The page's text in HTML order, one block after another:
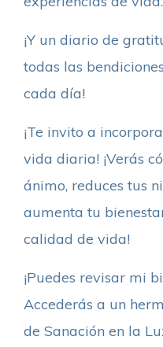
¡Y un diario de
todas las
cada día!
¡Te invito a
vida diaria! ¡Verás
ánimo, reduces tus
aumenta tu
calidad de vida!
¡Puedes revisar mi
Accederás a un
de Sanación en la